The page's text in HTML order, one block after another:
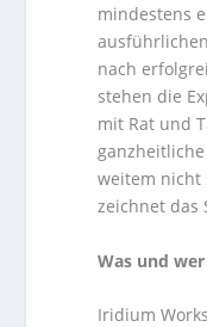
mindestens
nach
stehen die
mit Rat und
weitem nicht
zeichnet das
Was und
Iridium